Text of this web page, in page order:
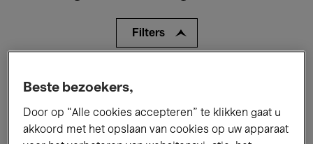
Filters
Tentoonstellingen Films
Beste bezoekers,
Door op “Alle cookies accepteren” te klikken gaat u
akkoord met het opslaan van cookies op uw apparaat